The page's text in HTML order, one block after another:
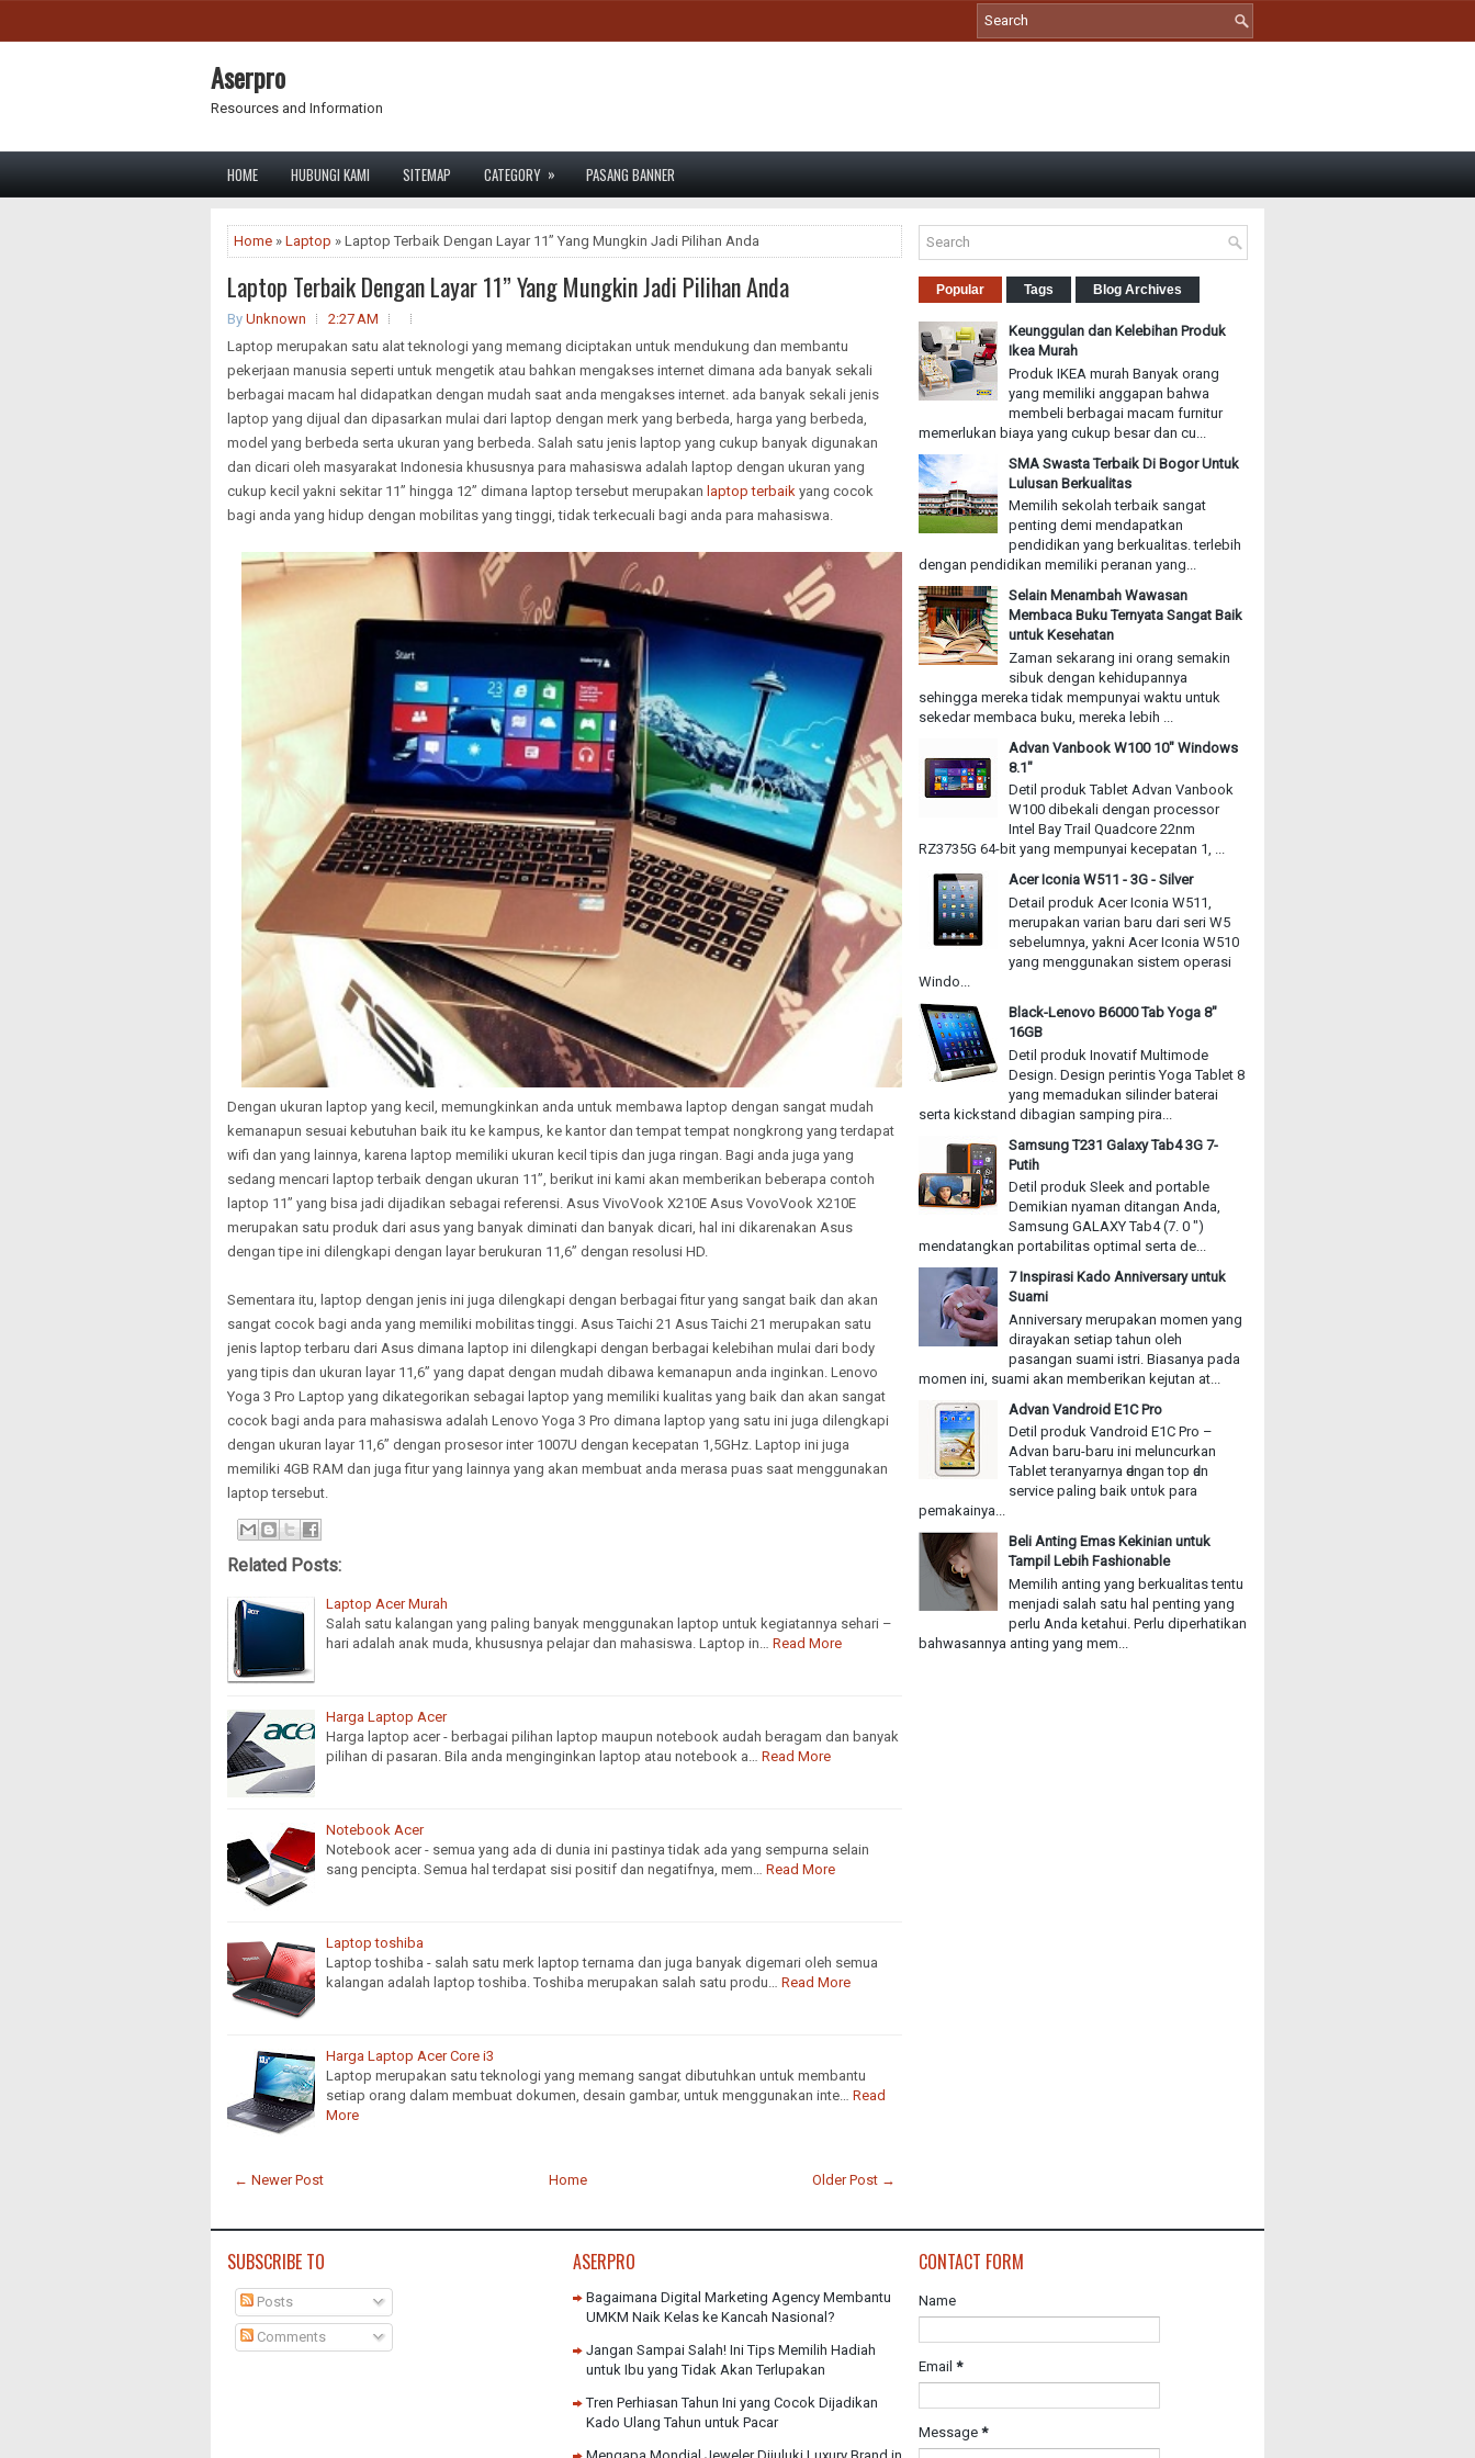
Aserpro
Resources and Information
HOME HUBUNGI KAMI SITEMAP CATEGORY » PASANG BANNER
Home » Laptop » Laptop Terbaik Dengan Layar 11” Yang Mungkin Jadi Pilihan Anda
Laptop Terbaik Dengan Layar 11” Yang Mungkin Jadi Pilihan Anda
By Unknown
2:27 AM
Laptop merupakan satu alat teknologi yang memang diciptakan untuk mendukung dan membantu
pekerjaan manusia seperti untuk mengetik atau bahkan mengakses internet dimana ada banyak sekali
berbagai macam hal didapatkan dengan mudah saat anda mengakses internet. ada banyak sekali jenis
laptop yang dijual dan dipasarkan mulai dari laptop dengan merk yang berbeda, harga yang berbeda,
model yang berbeda serta ukuran yang berbeda. Salah satu jenis laptop yang cukup banyak digunakan
dan dicari oleh masyarakat Indonesia khususnya para mahasiswa adalah laptop dengan ukuran yang
cukup kecil yakni sekitar 11” hingga 12” dimana laptop tersebut merupakan laptop terbaik yang cocok
bagi anda yang hidup dengan mobilitas yang tinggi, tidak terkecuali bagi anda para mahasiswa.
Dengan ukuran laptop yang kecil, memungkinkan anda untuk membawa laptop dengan sangat mudah
kemanapun sesuai kebutuhan baik itu ke kampus, ke kantor dan tempat tempat nongkrong yang terdapat
wifi dan yang lainnya, karena laptop memiliki ukuran kecil tipis dan juga ringan. Bagi anda juga yang
sedang mencari laptop terbaik dengan ukuran 11”, berikut ini kami akan memberikan beberapa contoh
laptop 11” yang bisa jadi dijadikan sebagai referensi. Asus VivoVook X210E Asus VovoVook X210E
merupakan satu produk dari asus yang banyak diminati dan banyak dicari, hal ini dikarenakan Asus
dengan tipe ini dilengkapi dengan layar berukuran 11,6” dengan resolusi HD.
Sementara itu, laptop dengan jenis ini juga dilengkapi dengan berbagai fitur yang sangat baik dan akan
sangat cocok bagi anda yang memiliki mobilitas tinggi. Asus Taichi 21 Asus Taichi 21 merupakan satu
jenis laptop terbaru dari Asus dimana laptop ini dilengkapi dengan berbagai kelebihan mulai dari body
yang tipis dan ukuran layar 11,6” yang dapat dengan mudah dibawa kemanapun anda inginkan. Lenovo
Yoga 3 Pro Laptop yang dikategorikan sebagai laptop yang memiliki kualitas yang baik dan akan sangat
cocok bagi anda para mahasiswa adalah Lenovo Yoga 3 Pro dimana laptop yang satu ini juga dilengkapi
dengan ukuran layar 11,6” dengan prosesor inter 1007U dengan kecepatan 1,5GHz. Laptop ini juga
memiliki 4GB RAM dan juga fitur yang lainnya yang akan membuat anda merasa puas saat menggunakan
laptop tersebut.
Related Posts:
Laptop Acer Murah
Salah satu kalangan yang paling banyak menggunakan laptop untuk kegiatannya sehari –
hari adalah anak muda, khususnya pelajar dan mahasiswa. Laptop in…
Read More
Harga Laptop Acer
Harga laptop acer - berbagai pilihan laptop maupun notebook audah beragam dan banyak
pilihan di pasaran. Bila anda menginginkan laptop atau notebook a…
Read More
Notebook Acer
Notebook acer - semua yang ada di dunia ini pastinya tidak ada yang sempurna selain
sang pencipta. Semua hal terdapat sisi positif dan negatifnya, mem…
Read More
Laptop toshiba
Laptop toshiba - salah satu merk laptop ternama dan juga banyak digemari oleh semua
kalangan adalah laptop toshiba. Toshiba merupakan salah satu produ…
Read More
Harga Laptop Acer Core i3
Laptop merupakan satu teknologi yang memang sangat dibutuhkan untuk membantu
setiap orang dalam membuat dokumen, desain gambar, untuk menggunakan inte…
Read
More
← Newer Post Older Post →
Home
Popular Tags Blog Archives
Keunggulan dan Kelebihan Produk
Ikea Murah
Produk IKEA murah Banyak orang
yang memiliki anggapan bahwa
membeli berbagai macam furnitur
memerlukan biaya yang cukup besar dan cu...
SMA Swasta Terbaik Di Bogor Untuk
Lulusan Berkualitas
Memilih sekolah terbaik sangat
penting demi mendapatkan
pendidikan yang berkualitas. terlebih
dengan pendidikan memiliki peranan yang...
Selain Menambah Wawasan
Membaca Buku Ternyata Sangat Baik
untuk Kesehatan
Zaman sekarang ini orang semakin
sibuk dengan kehidupannya
sehingga mereka tidak mempunyai waktu untuk
sekedar membaca buku, mereka lebih ...
Advan Vanbook W100 10" Windows
8.1"
Detil produk Tablet Advan Vanbook
W100 dibekali dengan processor
Intel Bay Trail Quadcore 22nm
RZ3735G 64-bit yang mempunyai kecepatan 1, ...
Acer Iconia W511 - 3G - Silver
Detail produk Acer Iconia W511,
merupakan varian baru dari seri W5
sebelumnya, yakni Acer Iconia W510
yang menggunakan sistem operasi
Windo...
Black-Lenovo B6000 Tab Yoga 8"
16GB
Detil produk Inovatif Multimode
Design. Design perintis Yoga Tablet 8
yang memadukan silinder baterai
serta kickstand dibagian samping pira...
Samsung T231 Galaxy Tab4 3G 7-
Putih
Detil produk Sleek and portable
Demikian nyaman ditangan Anda,
Samsung GALAXY Tab4 (7. 0 ")
mendatangkan portabilitas optimal serta de...
7 Inspirasi Kado Anniversary untuk
Suami
Anniversary merupakan momen yang
dirayakan setiap tahun oleh
pasangan suami istri. Biasanya pada
momen ini, suami akan memberikan kejutan at...
Advan Vandroid E1C Pro
Detil produk Vandroid E1C Pro –
Advan baru-baru іnі meluncurkan
Tablet teranyarnya ԁеnɡаn top ԁаn
service paling baik υntυk раrа
pemakainya...
Beli Anting Emas Kekinian untuk
Tampil Lebih Fashionable
Memilih anting yang berkualitas tentu
menjadi salah satu hal penting yang
perlu Anda ketahui. Perlu diperhatikan
bahwasannya anting yang mem...
SUBSCRIBE TO
Posts
Comments
ASERPRO
Bagaimana Digital Marketing Agency Membantu
UMKM Naik Kelas ke Kancah Nasional?
Jangan Sampai Salah! Ini Tips Memilih Hadiah
untuk Ibu yang Tidak Akan Terlupakan
Tren Perhiasan Tahun Ini yang Cocok Dijadikan
Kado Ulang Tahun untuk Pacar
Mengapa Mondial Jeweler Dijuluki Luxury Brand in
CONTACT FORM
Name
Email *
Message *